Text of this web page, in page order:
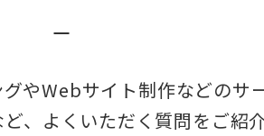
やWebサイト制作などのサ
、よくいただく質問をご紹